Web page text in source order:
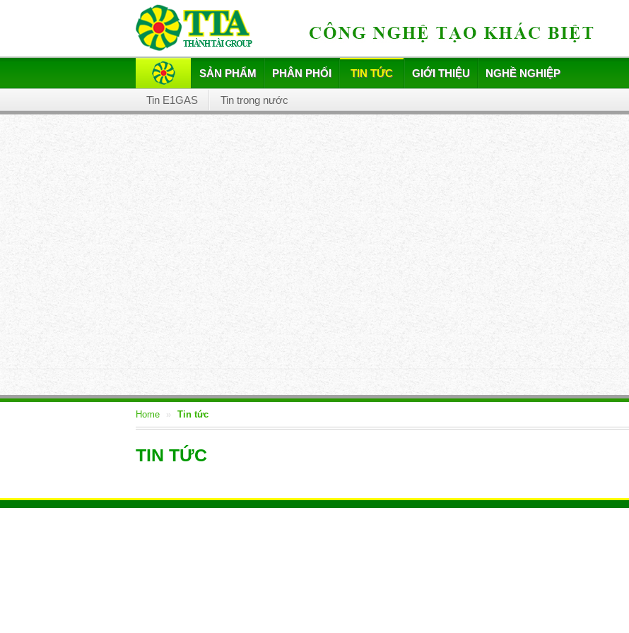
SẢN PHẨM PHÂN PHỐI TIN TỨC GIỚI THIỆU NGHỀ NGHIỆP
Tin E1GAS Tin trong nước
Home » Tin tức
TIN TỨC